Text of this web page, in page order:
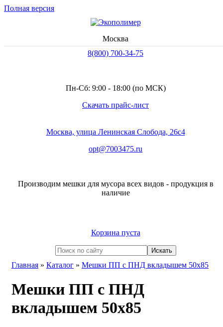
Полная версия
Заказать звонок
8(800) 700-34-75
Пн-Сб: 9:00 - 18:00 (по МСК)
Скачать прайс-лист
Москва, улица Ленинская Слобода, 26с4
opt@7003475.ru
Производим мешки для мусора всех видов - продукция в
наличие
Москва
Корзина пуста
Главная » Каталог » Мешки ПП с ПНД вкладышем 50x85
Мешки ПП с ПНД
вкладышем 50x85